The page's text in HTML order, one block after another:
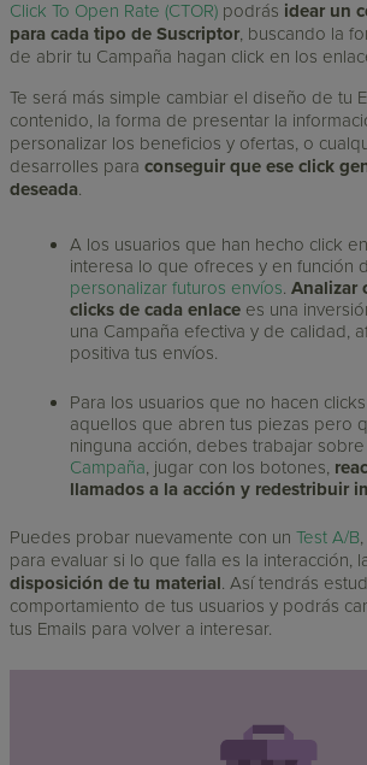
Click To Open Rate (CTOR) podrás idear un
para cada tipo de Suscriptor, buscando la
de abrir tu Campaña hagan click en los
Te será más simple cambiar el diseño de tu
contenido, la forma de presentar la
personalizar los beneficios y ofertas, o
desarrolles paraconseguir que ese click
deseada.
A los usuarios que han hecho click
interesa lo que ofreces y en función
personalizar futuros envíos.Analizar
clicks de cada enlace es una
una Campaña efectiva y de calidad,
positiva tus envíos.
Para los usuarios que no hacen
aquellos que abren tus piezas pero
ninguna acción, debes trabajar
Campaña, jugar con los botones,
llamados a la acción y redestribuir
Puedes probar nuevamente con unTest A/B
para evaluar si lo que falla es la interacción,
disposición de tu material. Así tendrás
comportamiento de tus usuarios y podrás
tus Emails para volver a interesar.